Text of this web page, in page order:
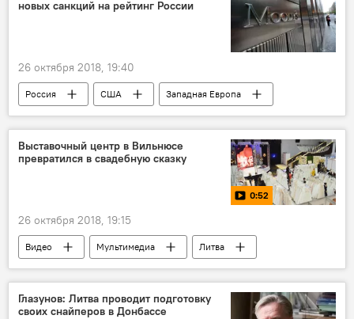
новых санкций на рейтинг России
26 октября 2018, 19:40
Россия США
Западная Европа
антироссийские санкции
рейтинг
Санкции против России: палка о двух концах
Экономика
Выставочный центр в Вильнюсе
превратился в свадебную сказку
0:52
26 октября 2018, 19:15
Видео Мультимедиа
Литва
Вильнюс
свадьба
Глазунов: Литва проводит подготовку
своих снайперов в Донбассе